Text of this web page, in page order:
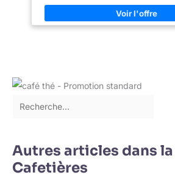
CARAFE EN VERRE: la machine à café
équipée d'une carafe en verre, d'une
PERFORMANCE ET STYLE: Avec son
Autres articles dans
Cafetières